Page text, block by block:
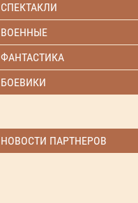
СПЕКТАКЛИ
ВОЕННЫЕ
ФАНТАСТИКА
БОЕВИКИ
НОВОСТИ ПАРТНЕРОВ